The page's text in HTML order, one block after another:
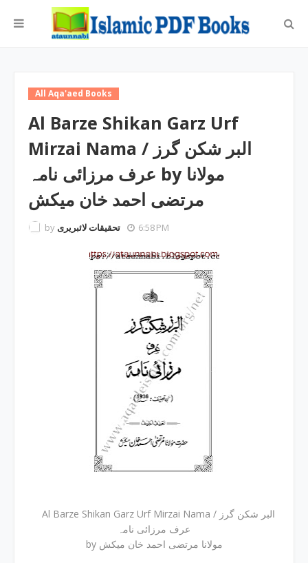
All Aqa'aed Books
Al Barze Shikan Garz Urf
Mirzai Nama / البر شکن گرز
عرف مرزائی نامہ by مولانا
مرتضی احمد خان میکش
by تحقیقات لائبریری 6:58 PM
Al Barze Shikan Garz Urf Mirzai Nama / البر شکن گرز
عرف مرزائی نامہ
by مولانا مرتضی احمد خان میکش